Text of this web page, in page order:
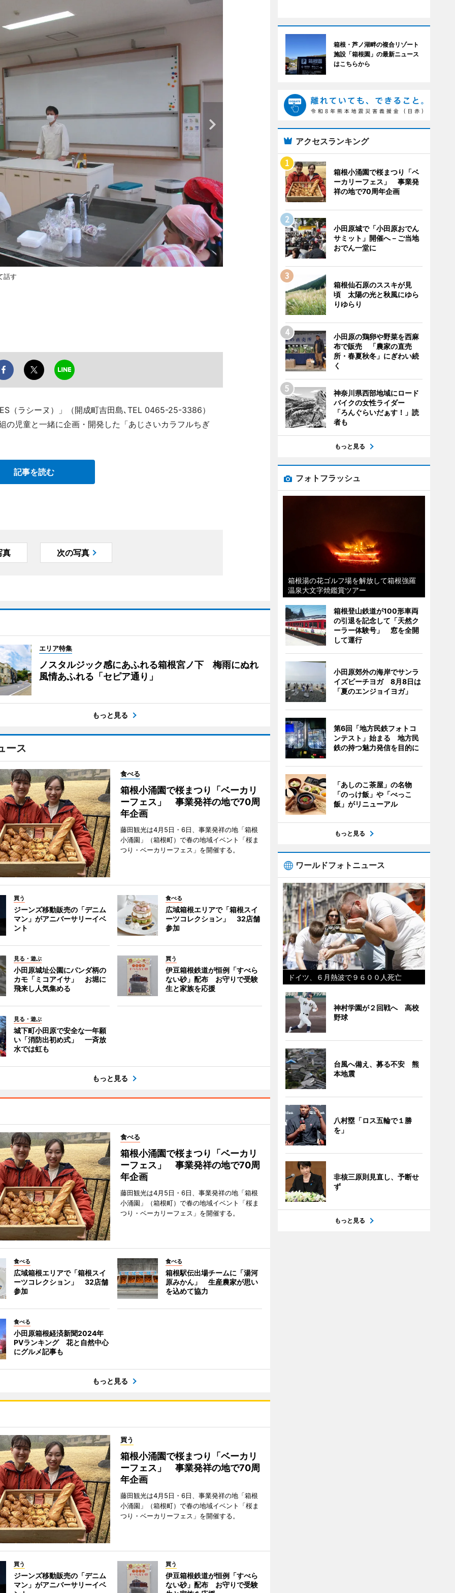
話す
（ラシーヌ）」（開成町吉田島､TEL 0465-25-3386）
児童と一緒に企画・開発した「あじさいカラフルちぎ
記事を読む
真 次の写真
エリア特集
ノスタルジック感にあふれる箱根宮ノ下 梅雨にぬれ
風情あふれる「セピア通り」
もっと見る
ース
食べる
箱根小涌園で桜まつり「ベーカリ
ーフェス」 事業発祥の地で70周
年企画
藤田観光は4月5日・6日、事業発祥の地「箱根
小涌園」（箱根町）で春の地域イベント「桜ま
つり・ベーカリーフェス」を開催する。
買う
ジーンズ移動販売の「デニム
マン」がアニバーサリーイベ
ント
食べる
広域箱根エリアで「箱根スイ
ーツコレクション」 32店舗
参加
見る・遊ぶ
小田原城址公園にパンダ柄の
カモ「ミコアイサ」 お堀に
飛来し人気集める
買う
伊豆箱根鉄道が恒例「すべら
ない砂」配布 お守りで受験
生と家族を応援
見る・遊ぶ
城下町小田原で安全な一年願
い「消防出初め式」 一斉放
水では虹も
もっと見る
食べる
箱根小涌園で桜まつり「ベーカリ
ーフェス」 事業発祥の地で70周
年企画
藤田観光は4月5日・6日、事業発祥の地「箱根
小涌園」（箱根町）で春の地域イベント「桜ま
つり・ベーカリーフェス」を開催する。
食べる
広域箱根エリアで「箱根スイ
ーツコレクション」 32店舗
参加
食べる
箱根駅伝出場チームに「湯河
原みかん」 生産農家が思い
を込めて協力
食べる
小田原箱根経済新聞2024年
PVランキング 花と自然中心
にグルメ記事も
もっと見る
買う
箱根小涌園で桜まつり「ベーカリ
ーフェス」 事業発祥の地で70周
年企画
藤田観光は4月5日・6日、事業発祥の地「箱根
小涌園」（箱根町）で春の地域イベント「桜ま
つり・ベーカリーフェス」を開催する。
買う
ジーンズ移動販売の「デニム
マン」がアニバーサリーイベ
買う
伊豆箱根鉄道が恒例「すべら
ない砂」配布 お守りで受験
箱根・芦ノ湖畔の複合リゾート
施設「箱根園」の最新ニュース
はこちらから
アクセスランキング
箱根小涌園で桜まつり「ベ
ーカリーフェス」 事業発
祥の地で70周年企画
小田原城で「小田原おでん
サミット」開催へ－ご当地
おでん一堂に
箱根仙石原のススキが見
頃 太陽の光と秋風にゆら
りゆらり
小田原の鶏卵や野菜を西麻
布で販売 「農家の直売
所・春夏秋冬」にぎわい続
く
神奈川県西部地域にロード
バイクの女性ライダー
「ろんぐらいだぁす！」読
者も
もっと見る
フォトフラッシュ
箱根湯の花ゴルフ場を解放して箱根強羅
温泉大文字焼鑑賞ツアー
箱根登山鉄道が100形車両
の引退を記念して「天然ク
ーラー体験号」 窓を全開
して運行
小田原郊外の海岸でサンラ
イズビーチヨガ 8月8日は
「夏のエンジョイヨガ」
第6回「地方民鉄フォトコ
ンテスト」始まる 地方民
鉄の持つ魅力発信を目的に
「あしのこ茶屋」の名物
「のっけ飯」や「べっこ
飯」がリニューアル
もっと見る
ワールドフォトニュース
ドイツ、６月熱波で９６００人死亡
神村学園が２回戦へ 高校
野球
台風へ備え、募る不安 熊
本地震
八村塁「ロス五輪で１勝
を」
非核三原則見直し、予断せ
ず
もっと見る